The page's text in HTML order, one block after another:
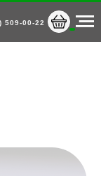
509-00-22